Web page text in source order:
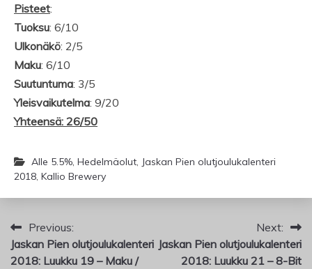
Pisteet:
Tuoksu: 6/10
Ulkonäkö: 2/5
Maku: 6/10
Suutuntuma: 3/5
Yleisvaikutelma: 9/20
Yhteensä: 26/50
Alle 5.5%, Hedelmäolut, Jaskan Pien olutjoulukalenteri
2018, Kallio Brewery
Artikkelien
selaus
Previous:
Jaskan Pien olutjoulukalenteri
2018: Luukku 19 – Maku /
Next:
Jaskan Pien olutjoulukalenteri
2018: Luukku 21 – 8-Bit